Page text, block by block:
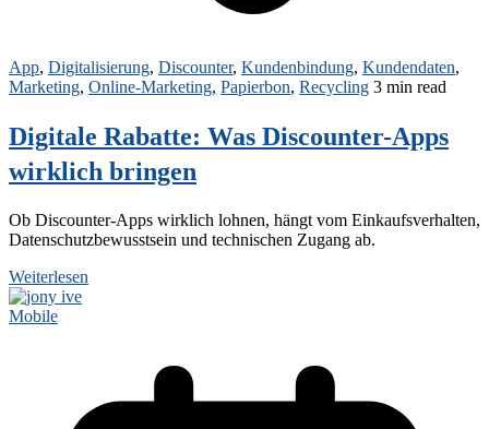
App, Digitalisierung, Discounter, Kundenbindung, Kundendaten,
Marketing, Online-Marketing, Papierbon, Recycling 3 min read
Digitale Rabatte: Was Discounter-Apps
wirklich bringen
Ob Discounter‑Apps wirklich lohnen, hängt vom Einkaufsverhalten,
Datenschutzbewusstsein und technischen Zugang ab.
Weiterlesen
Mobile